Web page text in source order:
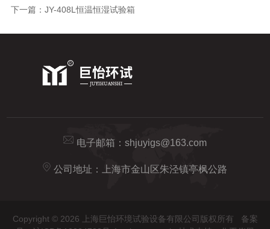
下一篇： JY-408L恒温恒湿试验箱
电子邮箱： shjuyigs@163.com
公司地址：上海市金山区朱泾镇亭枫公路
Copyright © 2026 上海巨怡环境试验设备有限公司版权所有 备案